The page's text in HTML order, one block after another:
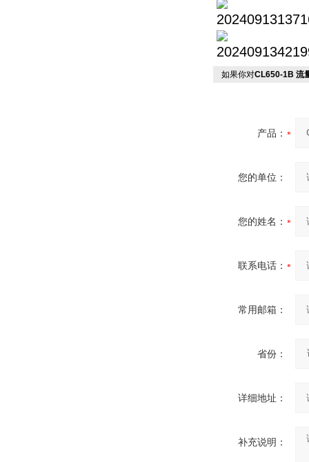
如果你对CL650-1B 流
产品：
您的单位：
您的姓名：
联系电话：
常用邮箱：
省份：
详细地址：
补充说明：